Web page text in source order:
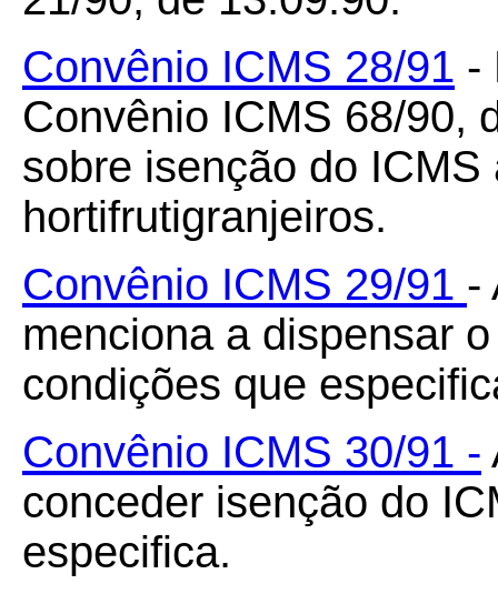
Convênio ICMS 28/91 -
Convênio ICMS 68/90,
sobre isenção do ICMS
hortifrutigranjeiros.
Convênio ICMS 29/91 -
menciona a dispensar
condições que
Convênio ICMS 30/91 -
conceder isenção do
especifica.